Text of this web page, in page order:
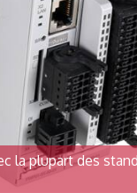
la plupart des